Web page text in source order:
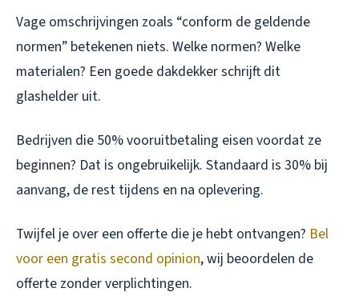
Vage omschrijvingen zoals “conform de geldende
normen” betekenen niets. Welke normen? Welke
materialen? Een goede dakdekker schrijft dit
glashelder uit.
Bedrijven die 50% vooruitbetaling eisen voordat ze
beginnen? Dat is ongebruikelijk. Standaard is 30% bij
aanvang, de rest tijdens en na oplevering.
Twijfel je over een offerte die je hebt ontvangen? Bel
voor een gratis second opinion, wij beoordelen de
offerte zonder verplichtingen.